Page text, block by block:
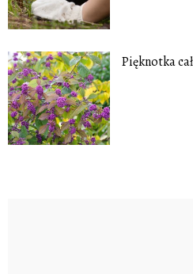
Pięknotka